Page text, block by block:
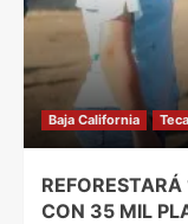
Baja California
CON 35 MIL